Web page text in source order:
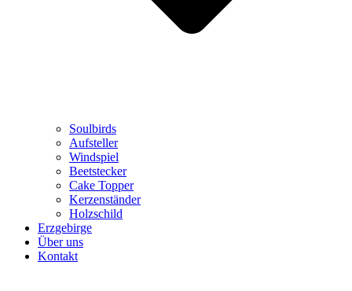
Soulbirds
Aufsteller
Windspiel
Beetstecker
Cake Topper
Kerzenständer
Holzschild
Erzgebirge
Über uns
Kontakt